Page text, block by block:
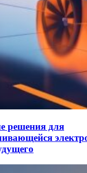
решения для